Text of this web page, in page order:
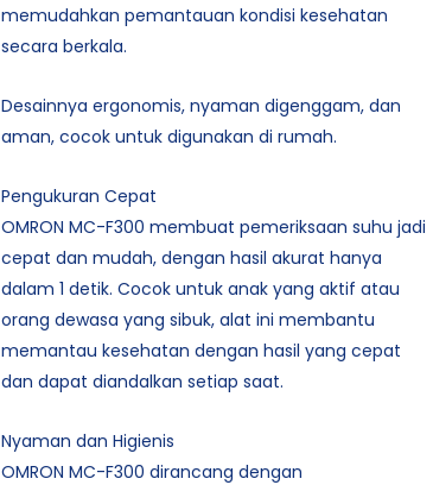
memudahkan pemantauan kondisi kesehatan
secara berkala.
Desainnya ergonomis, nyaman digenggam, dan
aman, cocok untuk digunakan di rumah.
Pengukuran Cepat
OMRON MC-F300 membuat pemeriksaan suhu jadi
cepat dan mudah, dengan hasil akurat hanya
dalam 1 detik. Cocok untuk anak yang aktif atau
orang dewasa yang sibuk, alat ini membantu
memantau kesehatan dengan hasil yang cepat
dan dapat diandalkan setiap saat.
Nyaman dan Higienis
OMRON MC-F300 dirancang dengan